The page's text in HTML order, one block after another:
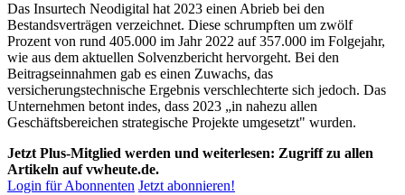
Das Insurtech Neodigital hat 2023 einen Abrieb bei den
Bestandsverträgen verzeichnet. Diese schrumpften um zwölf
Prozent von rund 405.000 im Jahr 2022 auf 357.000 im Folgejahr,
wie aus dem aktuellen Solvenzbericht hervorgeht. Bei den
Beitragseinnahmen gab es einen Zuwachs, das
versicherungstechnische Ergebnis verschlechterte sich jedoch. Das
Unternehmen betont indes, dass 2023 „in nahezu allen
Geschäftsbereichen strategische Projekte umgesetzt" wurden.
Jetzt Plus-Mitglied werden und weiterlesen: Zugriff zu allen
Artikeln auf vwheute.de.
Login für Abonnenten Jetzt abonnieren!